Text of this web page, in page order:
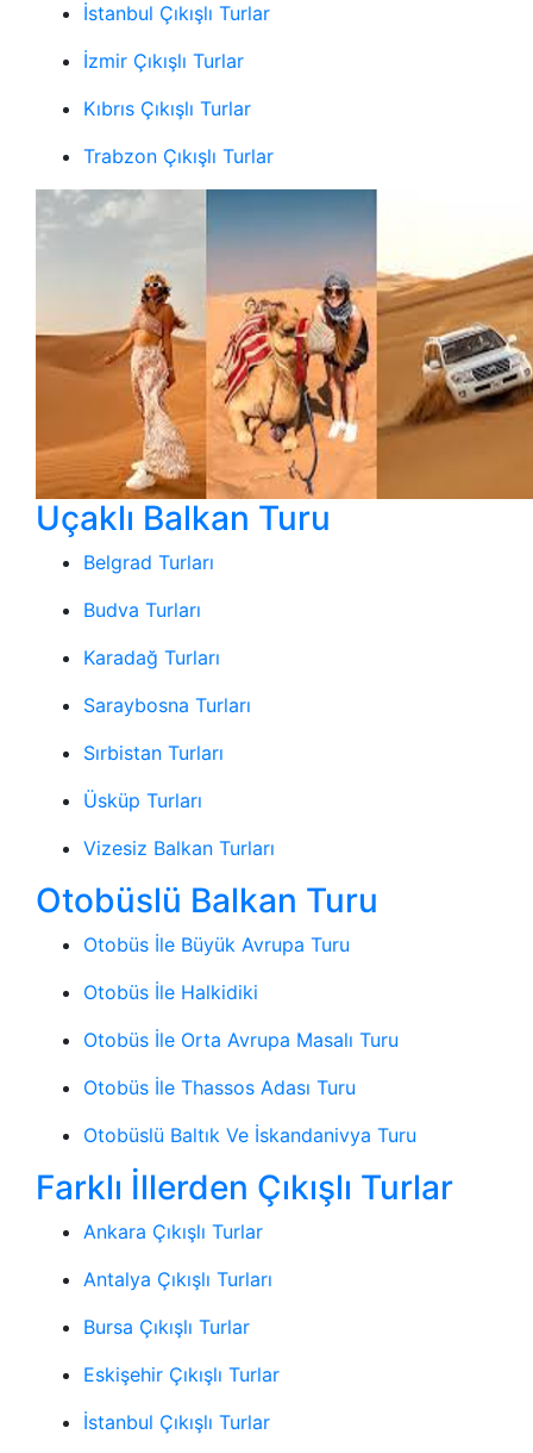
İstanbul Çıkışlı Turlar
İzmir Çıkışlı Turlar
Kıbrıs Çıkışlı Turlar
Trabzon Çıkışlı Turlar
Uçaklı Balkan Turu
Belgrad Turları
Budva Turları
Karadağ Turları
Saraybosna Turları
Sırbistan Turları
Üsküp Turları
Vizesiz Balkan Turları
Otobüslü Balkan Turu
Otobüs İle Büyük Avrupa Turu
Otobüs İle Halkidiki
Otobüs İle Orta Avrupa Masalı Turu
Otobüs İle Thassos Adası Turu
Otobüslü Baltık Ve İskandanivya Turu
Farklı İllerden Çıkışlı Turlar
Ankara Çıkışlı Turlar
Antalya Çıkışlı Turları
Bursa Çıkışlı Turlar
Eskişehir Çıkışlı Turlar
İstanbul Çıkışlı Turlar